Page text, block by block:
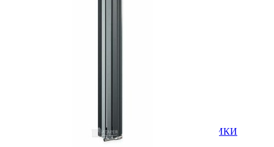
КОМБИНИРОВАННЫЕ ПОЛОТЕНЧИКИ